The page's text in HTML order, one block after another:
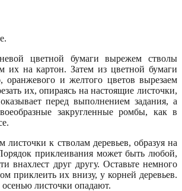
цветной бумаги вырежем стволы
их на картон. Затем из цветной бумаги
оранжевого и желтого цветов вырезаем
их, опираясь на настоящие листочки,
перед выполнением задания, а
закругленные ромбы, как в
листочки к стволам деревьев, образуя на
приклеивания может быть любой,
внахлест друг другу. Оставьте немного
приклеить их внизу, у корней деревьев.
осенью листочки опадают.